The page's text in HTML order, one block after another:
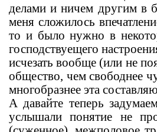
делами и ничем другим в
меня сложилось
то и было нужно в
господствуещего
исчезать вообще (или не
общество, чем свободнее
многобразнее эта
А давайте теперь
услышали понятие не